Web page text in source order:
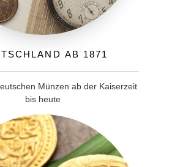
ab 1871
Münzen ab der Kaiserzeit
bis heute